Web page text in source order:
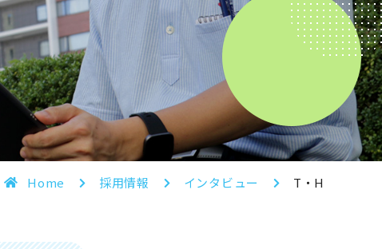
Home 採用情報 インタビュー T・H